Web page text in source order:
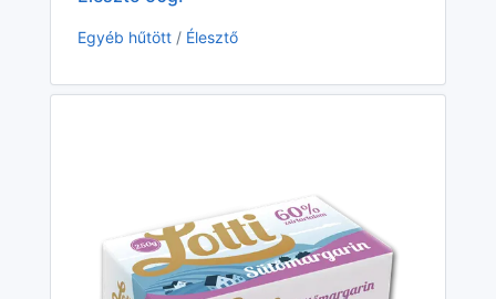
Egyéb hűtött / Élesztő